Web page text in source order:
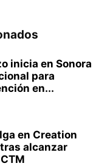
inicia en Sonora
para
en...
en Creation
alcanzar